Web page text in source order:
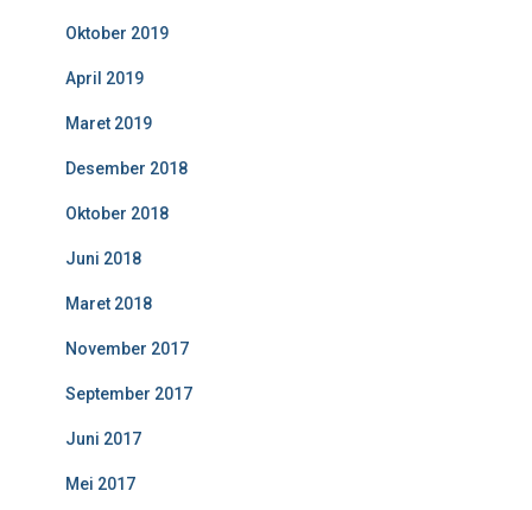
Oktober 2019
April 2019
Maret 2019
Desember 2018
Oktober 2018
Juni 2018
Maret 2018
November 2017
September 2017
Juni 2017
Mei 2017